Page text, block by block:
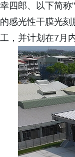
幸四郎、以下简
的感光性干膜光
工，并计划在7月